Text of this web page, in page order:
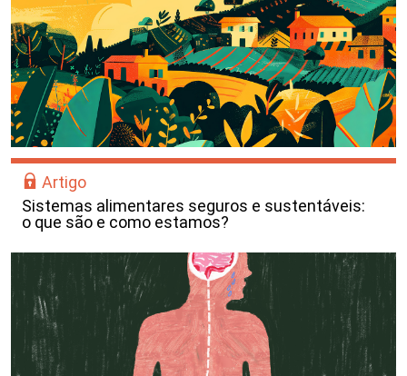
Artigo
Sistemas alimentares seguros e sustentáveis:
o que são e como estamos?